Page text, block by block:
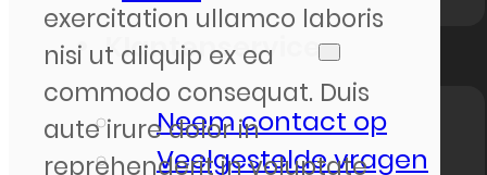
Klantenservice
Neem contact op
Veelgestelde vragen
exercitation ullamco laboris
nisi ut aliquip ex ea
commodo consequat. Duis
aute irure dolor in
reprehenderit in voluptate